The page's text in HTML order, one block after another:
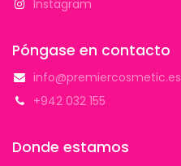
Instagram
Póngase en contacto
info@premiercosmetic.es
+942 032 155
Donde estamos